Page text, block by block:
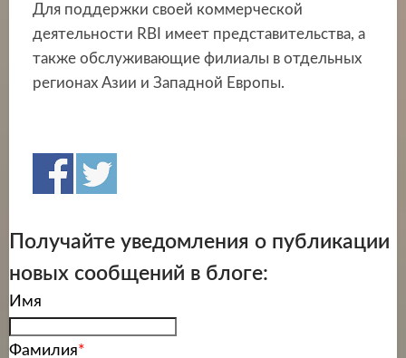
Для поддержки своей коммерческой
деятельности RBI имеет представительства, а
также обслуживающие филиалы в отдельных
регионах Азии и Западной Европы.
Получайте уведомления о публикации
новых сообщений в блоге:
Имя
Фамилия*